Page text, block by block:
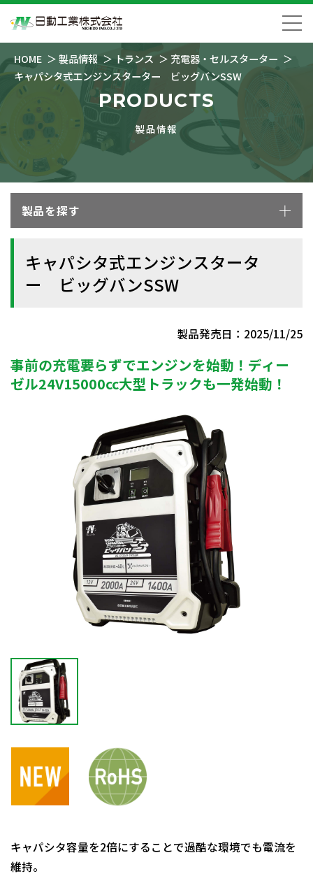
HOME 製品情報 トランス
充電器・セルスターター
キャパシタ式エンジンスターター ビッグバンSSW
PRODUCTS
製品情報
製品を探す
キャパシタ式エンジンスタータ
ー ビッグバンSSW
製品発売日：2025/11/25
事前の充電要らずでエンジンを始動！ディー
ゼル24V15000cc大型トラックも一発始動！
キャパシタ容量を2倍にすることで過酷な環境でも電流を
維持。